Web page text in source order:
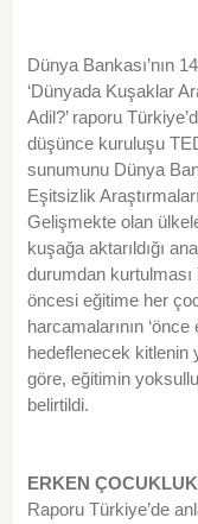
Dünya Bankası’nın
‘Dünyada Kuşaklar
Adil?’ raporu
düşünce kuruluşu
sunumunu Dünya
Eşitsizlik
Gelişmekte olan
kuşağa aktarıldığı
durumdan kurtulması
öncesi eğitime her
harcamalarının
hedeflenecek kitlenin
göre, eğitimin
belirtildi.
ERKEN
Raporu Türkiye’de